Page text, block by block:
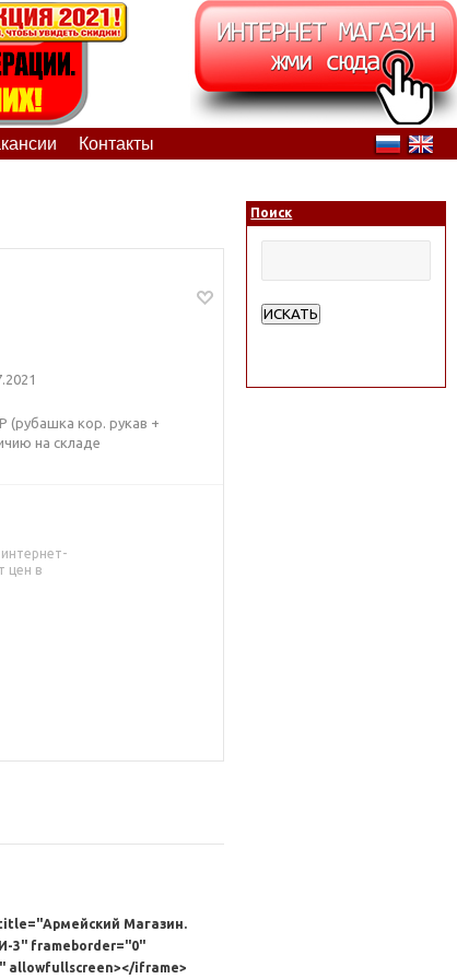
Контакты
кор. рукав +
на складе
цен в
Магазин.
frameborder="0"
allowfullscreen></iframe>
Поиск
ИСКАТЬ